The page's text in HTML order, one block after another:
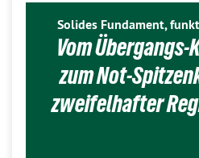
Solides Fundament,
Vom
zum Not-
zweifelhafter